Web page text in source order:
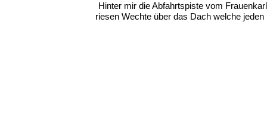
Hinter mir die Abfahrtspiste vom
riesen Wechte über das Dach welche